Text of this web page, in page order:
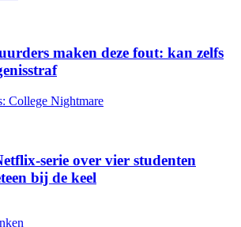
maken deze fout: kan zelfs
serie over vier studenten
bij de keel